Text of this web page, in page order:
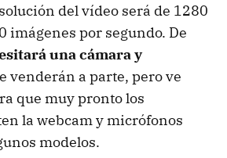
del vídeo será de 1280
imágenes por segundo. De
una cámara y
venderán a parte, pero ve
que muy pronto los
la webcam y micrófonos
modelos.